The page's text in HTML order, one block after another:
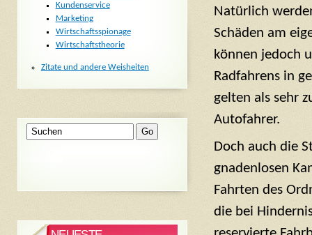
Natürlich
Schäden am
können jedoch
Radfahrens in
gelten als sehr
Autofahrer.
Doch auch die
gnadenlosen
Fahrten des
die bei
Kundenservice
Marketing
Wirtschaftsspionage
Wirtschaftstheorie
Zitate und andere Weisheiten